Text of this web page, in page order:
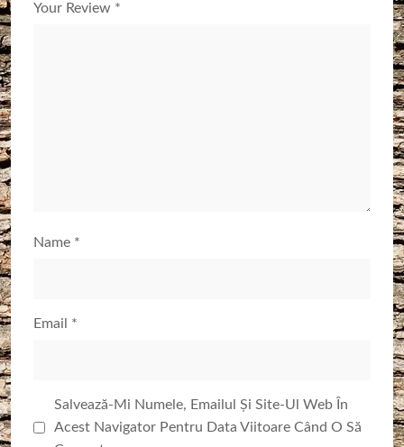
Your Review *
Name *
Email *
Salvează-Mi Numele, Emailul Și Site-Ul Web În
Acest Navigator Pentru Data Viitoare Când O Să